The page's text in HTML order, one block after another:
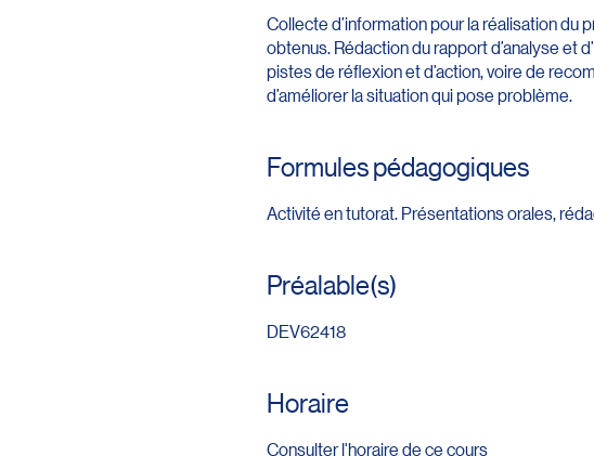
Collecte d’information pour la réalisation
obtenus. Rédaction du rapport d’analyse et
pistes de réflexion et d’action, voire de
d’améliorer la situation qui pose problème.
Formules pédagogiques
Activité en tutorat. Présentations orales,
Préalable(s)
DEV62418
Horaire
Consulter l'horaire de ce cours